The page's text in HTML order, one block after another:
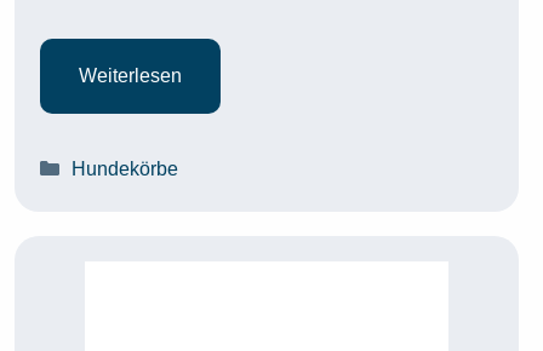
Weiterlesen
Kategorien
Hundekörbe